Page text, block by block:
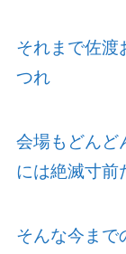
それまで佐渡
つれ
会場もどんど
には絶滅寸前
そんな今まで